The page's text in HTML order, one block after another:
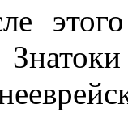
этого